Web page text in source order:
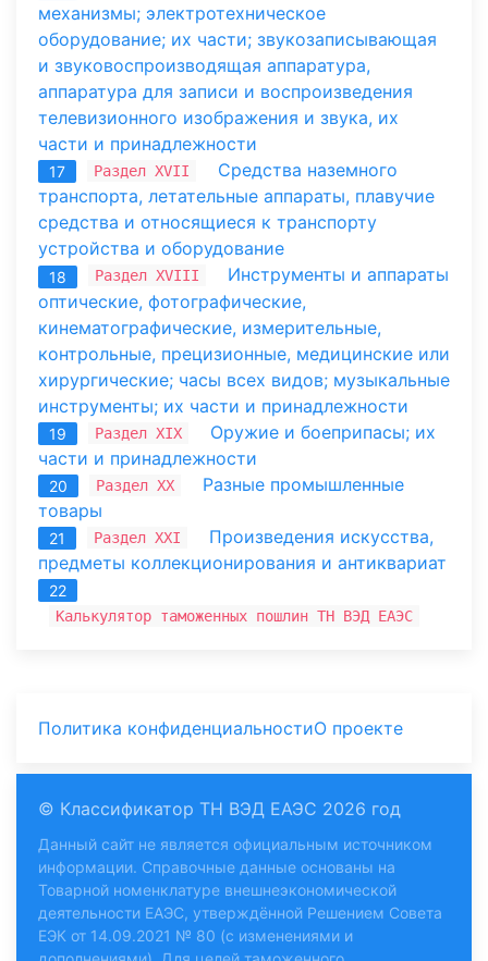
механизмы; электротехническое
оборудование; их части; звукозаписывающая
и звуковоспроизводящая аппаратура,
аппаратура для записи и воспроизведения
телевизионного изображения и звука, их
части и принадлежности
17 Раздел XVII
Средства наземного
транспорта, летательные аппараты, плавучие
средства и относящиеся к транспорту
устройства и оборудование
18 Раздел XVIII
Инструменты и аппараты
оптические, фотографические,
кинематографические, измерительные,
контрольные, прецизионные, медицинские или
хирургические; часы всех видов; музыкальные
инструменты; их части и принадлежности
19 Раздел XIX
Оружие и боеприпасы; их
части и принадлежности
20 Раздел XX
Разные промышленные
товары
21 Раздел XXI
Произведения искусства,
предметы коллекционирования и антиквариат
22
Калькулятор таможенных пошлин ТН ВЭД ЕАЭС
Политика конфиденциальностиО проекте
© Классификатор ТН ВЭД ЕАЭС 2026 год
Данный сайт не является официальным источником
информации. Справочные данные основаны на
Товарной номенклатуре внешнеэкономической
деятельности ЕАЭС, утверждённой Решением Совета
ЕЭК от 14.09.2021 № 80 (с изменениями и